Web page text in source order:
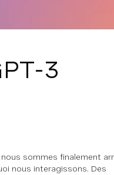
3
sommes finalement
nous interagissons. Des